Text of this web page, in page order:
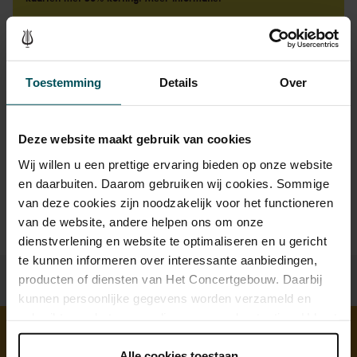
Toestemming Details Over
Deze website maakt gebruik van cookies
Wij willen u een prettige ervaring bieden op onze website
en daarbuiten. Daarom gebruiken wij cookies. Sommige
van deze cookies zijn noodzakelijk voor het functioneren
van de website, andere helpen ons om onze
dienstverlening en website te optimaliseren en u gericht
te kunnen informeren over interessante aanbiedingen,
producten of diensten van Het Concertgebouw. Daarbij
kunnen persoonlijke gegevens worden verzameld en
onder 'aanpassen' zelf welke cookies wij mogen
jaar? Eventuele sprintkaarten zijn 4 uur van tevoren via de
online bestelflow beschikbaar.Meer informatie over
Prijzen zijn exclusief transactiekosten: € 5 per bestelling. Wilt
u rolstoelplaatsen bestellen? Mail naar
kassa@concertgebouw.nl of bel de Concertgebouwlijn op
020 – 671 83 45.